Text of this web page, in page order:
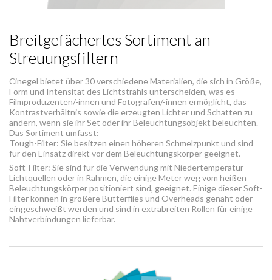
Breitgefächertes Sortiment an
Streuungsfiltern
Cinegel bietet über 30 verschiedene Materialien, die sich in Größe,
Form und Intensität des Lichtstrahls unterscheiden, was es
Filmproduzenten/-innen und Fotografen/-innen ermöglicht, das
Kontrastverhältnis sowie die erzeugten Lichter und Schatten zu
ändern, wenn sie ihr Set oder ihr Beleuchtungsobjekt beleuchten.
Das Sortiment umfasst:
Tough-Filter: Sie besitzen einen höheren Schmelzpunkt und sind
für den Einsatz direkt vor dem Beleuchtungskörper geeignet.
Soft-Filter: Sie sind für die Verwendung mit Niedertemperatur-
Lichtquellen oder in Rahmen, die einige Meter weg vom heißen
Beleuchtungskörper positioniert sind, geeignet. Einige dieser Soft-
Filter können in größere Butterflies und Overheads genäht oder
eingeschweißt werden und sind in extrabreiten Rollen für einige
Nahtverbindungen lieferbar.